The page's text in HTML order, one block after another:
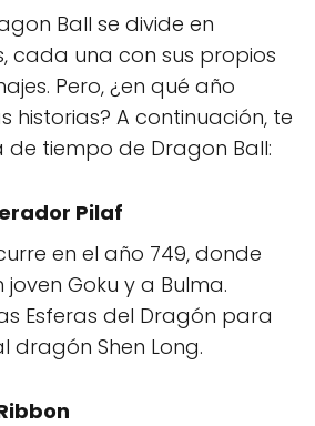
Ball se divide en
cada una con sus propios
Pero, ¿en qué año
historias? A continuación, te
de tiempo de Dragon Ball:
Pilaf
en el año 749, donde
Goku y a Bulma.
Esferas del Dragón para
dragón Shen Long.